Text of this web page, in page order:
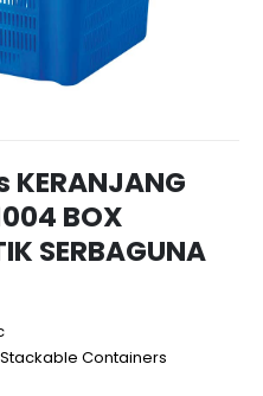
BOX
SERBAGUNA
Containers